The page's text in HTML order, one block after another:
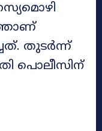
തുടർന്ന്
പൊലീസിന്